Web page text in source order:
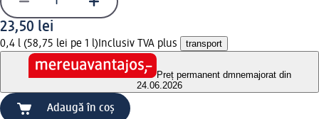
23,50 lei
0,4 l (58,75 lei pe 1 l) Inclusiv TVA plus transport
Preț permanent dmnemajorat din
24.06.2026
Adaugă în coș